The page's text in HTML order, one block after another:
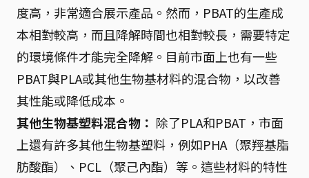
度高，非常適合展示產品。然而，PBAT的生產成
本相對較高，而且降解時間也相對較長，需要特定
的環境條件才能完全降解。目前市面上也有一些
PBAT與PLA或其他生物基材料的混合物，以改善
其性能或降低成本。
其他生物基塑料混合物： 除了PLA和PBAT，市面
上還有許多其他生物基塑料，例如PHA（聚羥基脂
肪酸酯）、PCL（聚己內酯）等。這些材料的特性